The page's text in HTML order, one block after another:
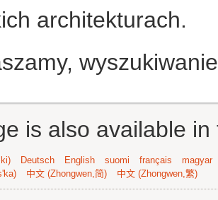
architekturach.
is also available
Deutsch English suomi français
magyar
中文 (Zhongwen,简) 中文 (Zhongwen,繁)